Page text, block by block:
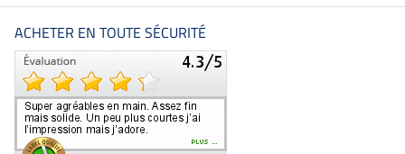
ACHETER EN TOUTE SÉCURITÉ